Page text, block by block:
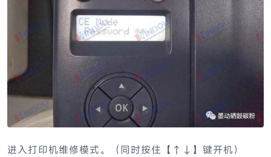
进入打印机维修模式。（同时按住【↑↓】键开机）